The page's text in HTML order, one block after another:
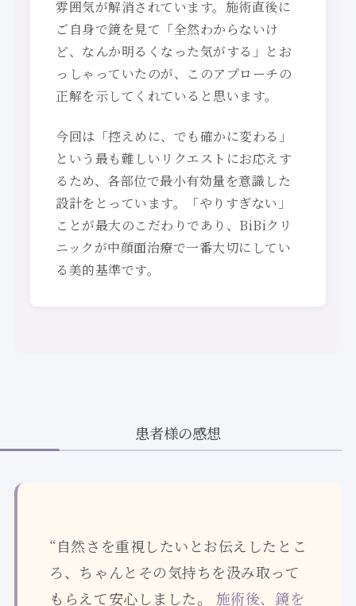
雰囲気が解消されています。施術直後に
ご自身で鏡を見て「全然わからないけ
ど、なんか明るくなった気がする」とお
っしゃっていたのが、このアプローチの
正解を示してくれていると思います。
今回は「控えめに、でも確かに変わる」
という最も難しいリクエストにお応えす
るため、各部位で最小有効量を意識した
設計をとっています。「やりすぎない」
ことが最大のこだわりであり、BiBiクリ
ニックが中顔面治療で一番大切にしてい
る美的基準です。
患者様の感想
“自然さを重視したいとお伝えしたとこ
ろ、ちゃんとその気持ちを汲み取って
もらえて安心しました。 施術後、鏡を